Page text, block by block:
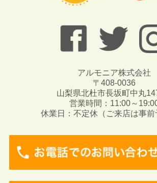
アルモニア株式会社
〒408-0036
山梨県北杜市長坂町中丸
営業時間：11:00～
休業日：不定休（ご来店は事前